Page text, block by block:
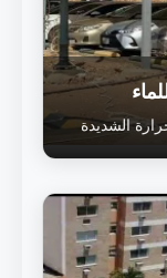
الشديدة